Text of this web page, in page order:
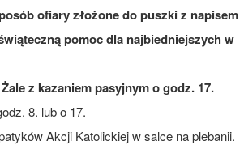
ofiary złożone do puszki z napisem
pomoc dla najbiedniejszych w
z kazaniem pasyjnym o godz. 17.
8. lub o 17.
Akcji Katolickiej w salce na plebanii.